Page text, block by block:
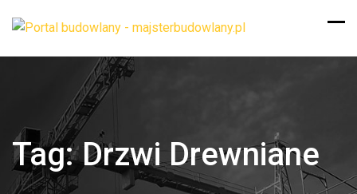
Tag:Drzwi Drewniane